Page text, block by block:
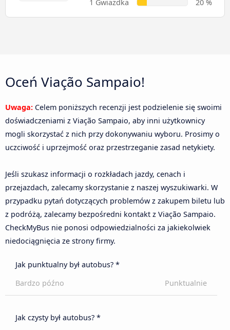
1 Gwiazdka
20 %
Oceń Viação Sampaio!
Uwaga: Celem poniższych recenzji jest podzielenie się swoimi
doświadczeniami z Viação Sampaio, aby inni użytkownicy
mogli skorzystać z nich przy dokonywaniu wyboru. Prosimy o
uczciwość i uprzejmość oraz przestrzeganie zasad netykiety.
Jeśli szukasz informacji o rozkładach jazdy, cenach i
przejazdach, zalecamy skorzystanie z naszej wyszukiwarki. W
przypadku pytań dotyczących problemów z zakupem biletu lub
z podróżą, zalecamy bezpośredni kontakt z Viação Sampaio.
CheckMyBus nie ponosi odpowiedzialności za jakiekolwiek
niedociągnięcia ze strony firmy.
Jak punktualny był autobus? *
Bardzo późno
Punktualnie
Jak czysty był autobus? *